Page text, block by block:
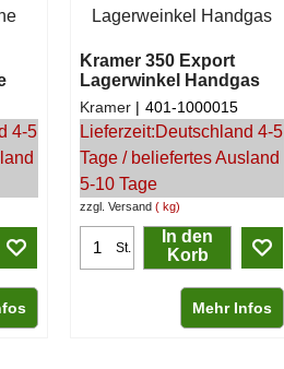
4-5
Kramer 350 Export
Lagerwinkel Handgas
zzgl. Versand kg
Kramer 401-1000015
Lieferzeit:Deutschland 4-5
Tage / beliefertes Ausland
5-10 Tage
St.
In den
Korb
Mehr Infos